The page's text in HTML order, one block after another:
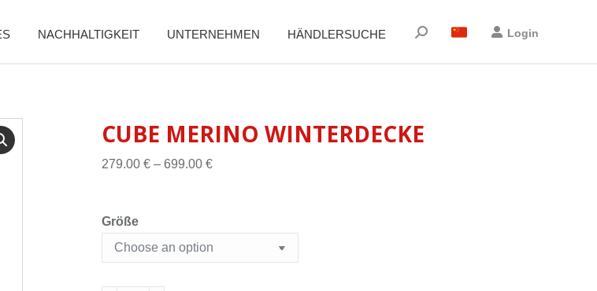
NACHHALTIGKEIT UNTERNEHMEN HÄNDLERSUCHE Suchen: Login
CUBE MERINO WINTERDECKE
279.00€– 699.00€
Größe